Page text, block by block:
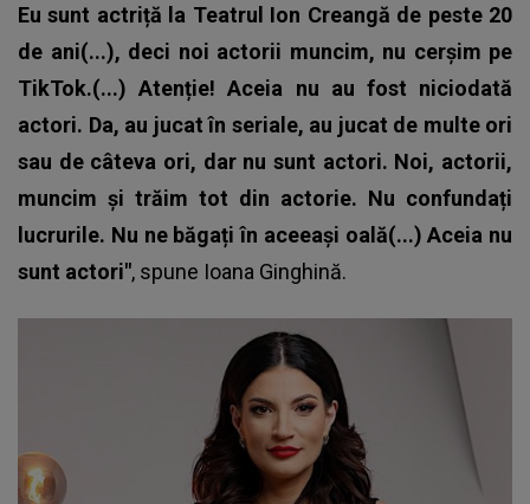
Eu sunt actriță la Teatrul Ion Creangă de peste 20
de ani(...), deci noi actorii muncim, nu cerșim pe
TikTok.(...) Atenție! Aceia nu au fost niciodată
actori. Da, au jucat în seriale, au jucat de multe ori
sau de câteva ori, dar nu sunt actori. Noi, actorii,
muncim și trăim tot din actorie. Nu confundați
lucrurile. Nu ne băgați în aceeași oală(...) Aceia nu
sunt actori", spune Ioana Ginghină.